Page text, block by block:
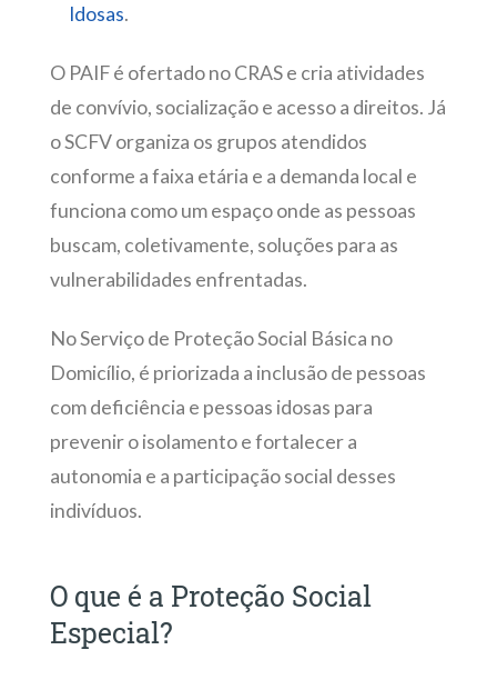
Idosas.
O PAIF é ofertado no CRAS e cria atividades
de convívio, socialização e acesso a direitos. Já
o SCFV organiza os grupos atendidos
conforme a faixa etária e a demanda local e
funciona como um espaço onde as pessoas
buscam, coletivamente, soluções para as
vulnerabilidades enfrentadas.
No Serviço de Proteção Social Básica no
Domicílio, é priorizada a inclusão de pessoas
com deficiência e pessoas idosas para
prevenir o isolamento e fortalecer a
autonomia e a participação social desses
indivíduos.
O que é a Proteção Social
Especial?